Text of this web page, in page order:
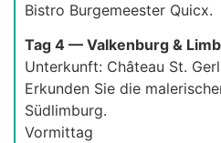
Bistro Burgemeester Quicx.
Tag 4 — Valkenburg &
Unterkunft: Château St.
Erkunden Sie die
Südlimburg.
Vormittag